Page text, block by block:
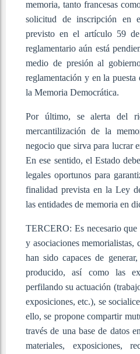
memoria, tanto francesas
solicitud de inscripción en
previsto en el artículo 59
reglamentario aún está
medio de presión al
reglamentación y en la
la Memoria Democrática.
Por último, se alerta del
mercantilización de la
negocio que sirva para lucrar
En ese sentido, el Estado
legales oportunos para
finalidad prevista en la Ley
las entidades de memoria en
TERCERO: Es necesario que
y asociaciones memorialistas,
han sido capaces de
producido, así como las
perfilando su actuación
exposiciones, etc.), se
ello, se propone compartir
través de una base de datos
materiales, exposiciones,